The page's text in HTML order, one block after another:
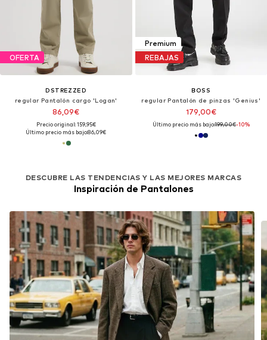
OFERTA
DSTREZZED
regular Pantalón cargo 'Logan'
86,09€
Precio original: 159,95€
Último precio más bajo:86,09€
Premium
REBAJAS
BOSS
regular Pantalón de pinzas 'Genius'
179,00€
Último precio más bajo:199,00€-10%
DESCUBRE LAS TENDENCIAS Y LAS MEJORES MARCAS
Inspiración de Pantalones